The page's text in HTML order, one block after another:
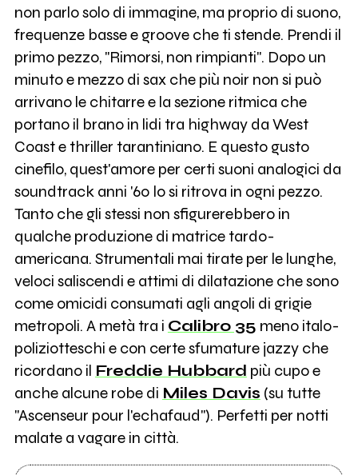
non parlo solo di immagine, ma proprio di suono,
frequenze basse e groove che ti stende. Prendi il
primo pezzo, "Rimorsi, non rimpianti". Dopo un
minuto e mezzo di sax che più noir non si può
arrivano le chitarre e la sezione ritmica che
portano il brano in lidi tra highway da West
Coast e thriller tarantiniano. E questo gusto
cinefilo, quest'amore per certi suoni analogici da
soundtrack anni '60 lo si ritrova in ogni pezzo.
Tanto che gli stessi non sfigurerebbero in
qualche produzione di matrice tardo-
americana. Strumentali mai tirate per le lunghe,
veloci saliscendi e attimi di dilatazione che sono
come omicidi consumati agli angoli di grigie
metropoli. A metà tra i Calibro 35 meno italo-
poliziotteschi e con certe sfumature jazzy che
ricordano il Freddie Hubbard più cupo e
anche alcune robe di Miles Davis (su tutte
"Ascenseur pour l'echafaud"). Perfetti per notti
malate a vagare in città.